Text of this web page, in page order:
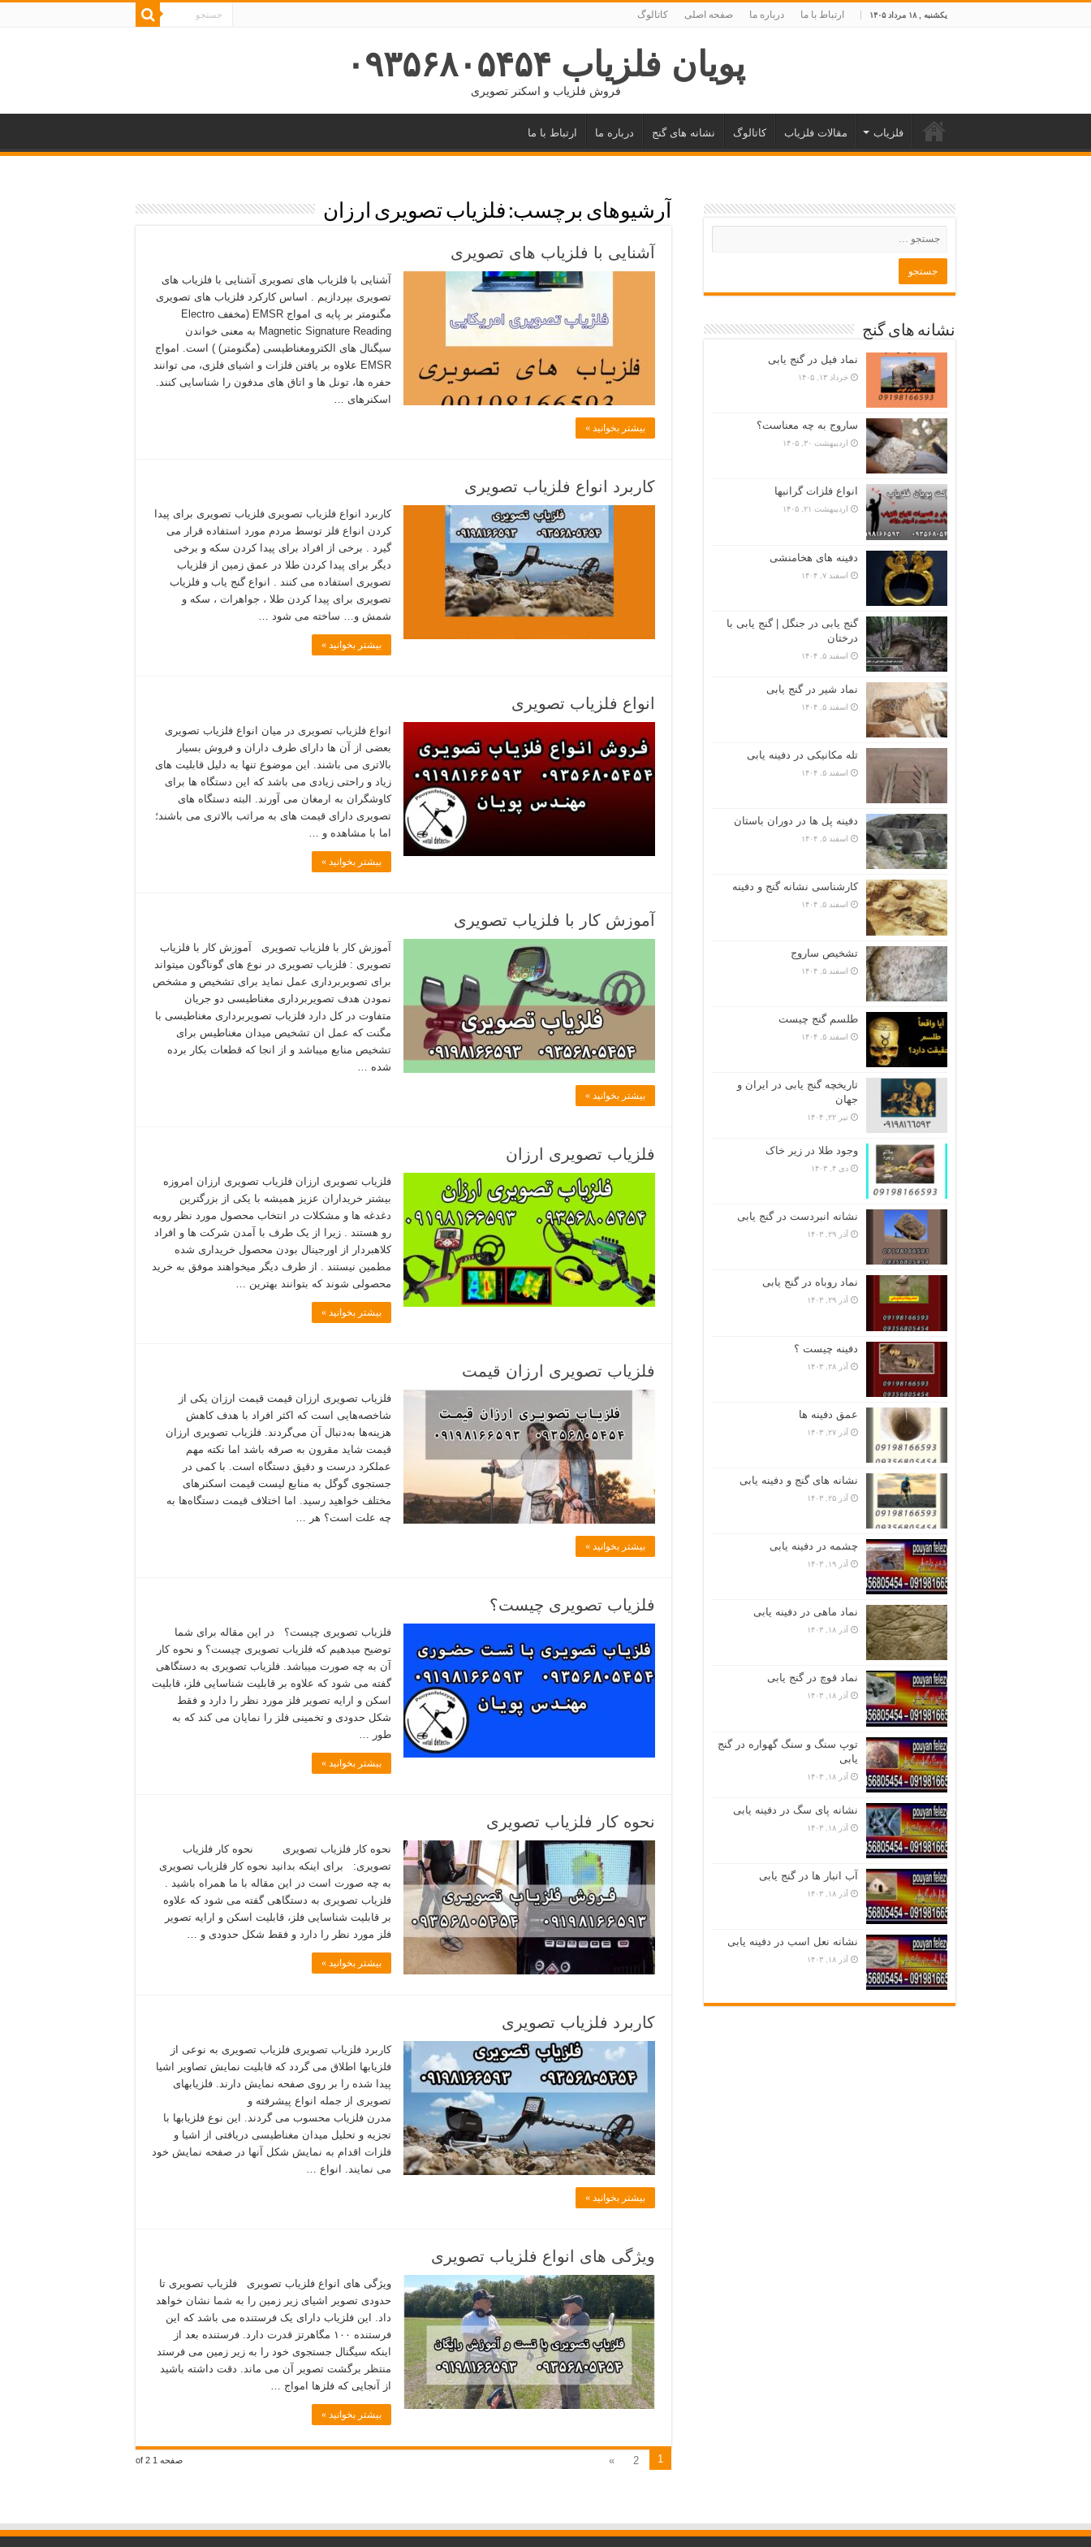
یکشنبه , ۱۸ مرداد ۱۴۰۵ ارتباط با ما درباره ما صفحه اصلی کاتالوگ
پویان فلزیاب ۰۹۳۵۶۸۰۵۴۵۴
فروش فلزیاب و اسکنر تصویری
فلزیاب مقالات فلزیاب کاتالوگ نشانه های گنج درباره ما ارتباط با ما
آرشیوهای برچسب: فلزیاب تصویری ارزان
آشنایی با فلزیاب های تصویری
آشنایی با فلزیاب های تصویری آشنایی با فلزیاب های
تصویری بپردازیم . اساس کارکرد فلزیاب های تصویری
مگنومتر بر پایه ی امواج EMSR (مخفف Electro
Magnetic Signature Reading به معنی خواندن
سیگنال های الکترومغناطیسی (مگنومتر) ) است. امواج
EMSR علاوه بر یافتن فلزات و اشیای فلزی، می توانند
حفره ها، تونل ها و اتاق های مدفون را شناسایی کنند.
اسکنرهای …
بیشتر بخوانید »
کاربرد انواع فلزیاب تصویری
کاربرد انواع فلزیاب تصویری فلزیاب تصویری برای پیدا
کردن انواع فلز توسط مردم مورد استفاده قرار می
گیرد . برخی از افراد برای پیدا کردن سکه و برخی
دیگر برای پیدا کردن طلا در عمق زمین از فلزیاب
تصویری استفاده می کنند . انواع گنج یاب و فلزیاب
تصویری برای پیدا کردن طلا ، جواهرات ، سکه و
شمش و… ساخته می شود …
بیشتر بخوانید »
انواع فلزیاب تصویری
انواع فلزیاب تصویری در میان انواع فلزیاب تصویری
بعضی از آن ها دارای طرف داران و فروش بسیار
بالاتری می باشند. این موضوع تنها به دلیل قابلیت های
زیاد و راحتی زیادی می باشد که این دستگاه ها برای
کاوشگران به ارمغان می آورند. البته دستگاه های
تصویری دارای قیمت های به مراتب بالاتری می باشند؛
اما با مشاهده و …
بیشتر بخوانید »
آموزش کار با فلزیاب تصویری
آموزش کار با فلزیاب تصویری آموزش کار با فلزیاب
تصویری : فلزیاب تصویری در نوع های گوناگون میتواند
برای تصویربرداری عمل نماید برای تشخیص و مشخص
نمودن هدف تصویربرداری مغناطیسی دو جریان
متفاوت در کل دارد فلزیاب تصویربرداری مغناطیسی با
مگنت که عمل ان تشخیص میدان مغناطیس برای
تشخیص منابع میباشد و از انجا که قطعات بکار برده
شده …
بیشتر بخوانید »
فلزیاب تصویری ارزان
فلزیاب تصویری ارزان فلزیاب تصویری ارزان امروزه
بیشتر خریداران عزیز همیشه با یکی از بزرگترین
دغدغه ها و مشکلات در انتخاب محصول مورد نظر روبه
رو هستند . زیرا از یک طرف با آمدن شرکت ها و افراد
کلاهبردار از اورجینال بودن محصول خریداری شده
مطمین نیستند . از طرف دیگر میخواهند موفق به خرید
محصولی شوند که بتوانند بهترین …
بیشتر بخوانید »
فلزیاب تصویری ارزان قیمت
فلزیاب تصویری ارزان قیمت قیمت ارزان یکی از
شاخصه‌هایی است که اکثر افراد با هدف کاهش
هزینه‌ها به‌دنبال آن می‌گردند. فلزیاب تصویری ارزان
قیمت شاید مقرون‌ به‌ صرفه باشد اما نکته مهم
عملکرد درست و دقیق دستگاه است. با کمی در
جستجوی گوگل به منابع لیست قیمت اسکنرهای
مختلف خواهید رسید. اما اختلاف قیمت دستگاه‌ها به
چه علت است؟ هر …
بیشتر بخوانید »
فلزیاب تصویری چیست؟
فلزیاب تصویری چیست؟ در این مقاله برای شما
توضیح میدهیم که فلزیاب تصویری چیست؟ و نحوه کار
آن به چه صورت میباشد. فلزیاب تصویری به دستگاهی
گفته می شود که علاوه بر قابلیت شناسایی فلز، قابلیت
اسکن و ارایه تصویر فلز مورد نظر را دارد و فقط
شکل حدودی و تخمینی فلز را نمایان می کند که به
طور …
بیشتر بخوانید »
نحوه کار فلزیاب تصویری
نحوه کار فلزیاب تصویری نحوه کار فلزیاب
تصویری: برای اینکه بدانید نحوه کار فلزیاب تصویری
به چه صورت است در این مقاله با ما همراه باشید .
فلزیاب تصویری به دستگاهی گفته می شود که علاوه
بر قابلیت شناسایی فلز، قابلیت اسکن و ارایه تصویر
فلز مورد نظر را دارد و فقط شکل حدودی و …
بیشتر بخوانید »
کاربرد فلزیاب تصویری
کاربرد فلزیاب تصویری فلزیاب تصویری به نوعی از
فلزیابها اطلاق می گردد که قابلیت نمایش تصاویر اشیا
پیدا شده را بر روی صفحه نمایش دارند. فلزیابهای
تصویری از جمله انواع پیشرفته و
مدرن فلزیاب محسوب می گردند. این نوع فلزیابها با
تجزیه و تحلیل میدان مغناطیسی دریافتی از اشیا و
فلزات اقدام به نمایش شکل آنها در صفحه نمایش خود
می نمایند. انواع …
بیشتر بخوانید »
ویژگی های انواع فلزیاب تصویری
ویژگی های انواع فلزیاب تصویری فلزیاب تصویری تا
حدودی تصویر اشیای زیر زمین را به شما نشان خواهد
داد. این فلزیاب دارای یک فرستنده می باشد که این
فرستنده ۱۰۰ مگاهرتز قدرت دارد. فرستنده بعد از
اینکه سیگنال جستجوی خود را به زیر زمین می فرستد
منتظر برگشت تصویر آن می ماند. دقت داشته باشید
از آنجایی که فلزها امواج …
بیشتر بخوانید »
صفحه 1 of 2 1
2
»
نشانه های گنج
نماد فیل در گنج یابی
خرداد ۱۳, ۱۴۰۵
ساروج به چه معناست؟
اردیبهشت ۳۰, ۱۴۰۵
انواع فلزات گرانبها
اردیبهشت ۲۱, ۱۴۰۵
دفینه های هخامنشی
اسفند ۷, ۱۴۰۴
گنج یابی در جنگل | گنج یابی با
درختان
اسفند ۵, ۱۴۰۴
نماد شیر در گنج یابی
اسفند ۵, ۱۴۰۴
تله مکانیکی در دفینه یابی
اسفند ۵, ۱۴۰۴
دفینه پل ها در دوران باستان
اسفند ۵, ۱۴۰۴
کارشناسی نشانه گنج و دفینه
اسفند ۵, ۱۴۰۴
تشخیص ساروج
اسفند ۵, ۱۴۰۴
طلسم گنج چیست
اسفند ۵, ۱۴۰۴
تاریخچه گنج‌ یابی در ایران و
جهان
تیر ۲۲, ۱۴۰۴
وجود طلا در زیر خاک
دی ۴, ۱۴۰۳
نشانه انبردست در گنج یابی
آذر ۲۹, ۱۴۰۳
نماد روباه در گنج یابی
آذر ۲۹, ۱۴۰۳
دفینه چیست ؟
آذر ۲۸, ۱۴۰۳
عمق دفینه ها
آذر ۲۷, ۱۴۰۳
نشانه های گنج و دفینه یابی
آذر ۲۵, ۱۴۰۳
چشمه در دفینه یابی
آذر ۱۹, ۱۴۰۳
نماد ماهی در دفینه یابی
آذر ۱۸, ۱۴۰۳
نماد قوچ در گنج یابی
آذر ۱۸, ۱۴۰۳
توپ سنگ و سنگ گهواره در گنج
یابی
آذر ۱۸, ۱۴۰۳
نشانه پای سگ در دفینه یابی
آذر ۱۸, ۱۴۰۳
آب انبار ها در گنج یابی
آذر ۱۸, ۱۴۰۳
نشانه نعل اسب در دفینه یابی
آذر ۱۸, ۱۴۰۳